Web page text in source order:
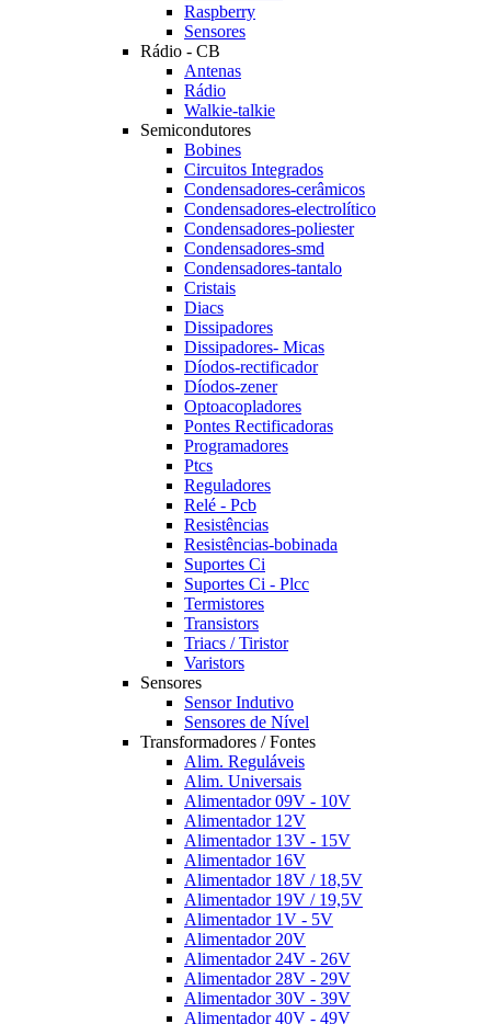
Raspberry
Sensores
Rádio - CB
Antenas
Rádio
Walkie-talkie
Semicondutores
Bobines
Circuitos Integrados
Condensadores-cerâmicos
Condensadores-electrolítico
Condensadores-poliester
Condensadores-smd
Condensadores-tantalo
Cristais
Diacs
Dissipadores
Dissipadores- Micas
Díodos-rectificador
Díodos-zener
Optoacopladores
Pontes Rectificadoras
Programadores
Ptcs
Reguladores
Relé - Pcb
Resistências
Resistências-bobinada
Suportes Ci
Suportes Ci - Plcc
Termistores
Transistors
Triacs / Tiristor
Varistors
Sensores
Sensor Indutivo
Sensores de Nível
Transformadores / Fontes
Alim. Reguláveis
Alim. Universais
Alimentador 09V - 10V
Alimentador 12V
Alimentador 13V - 15V
Alimentador 16V
Alimentador 18V / 18,5V
Alimentador 19V / 19,5V
Alimentador 1V - 5V
Alimentador 20V
Alimentador 24V - 26V
Alimentador 28V - 29V
Alimentador 30V - 39V
Alimentador 40V - 49V